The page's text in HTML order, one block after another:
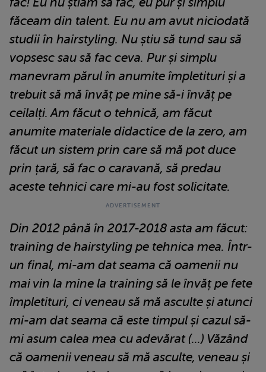
făceam din talent. Eu nu am avut niciodată
studii în hairstyling. Nu știu să tund sau să
vopsesc sau să fac ceva. Pur și simplu
manevram părul în anumite împletituri și a
trebuit să mă învăț pe mine să-i învăț pe
ceilalți. Am făcut o tehnică, am făcut
anumite materiale didactice de la zero, am
făcut un sistem prin care să mă pot duce
prin țară, să fac o caravană, să predau
aceste tehnici care mi-au fost solicitate.
Din 2012 până în 2017-2018 asta am făcut:
training de hairstyling pe tehnica mea. Într-
un final, mi-am dat seama că oamenii nu
mai vin la mine la training să le învăț pe fete
împletituri, ci veneau să mă asculte și atunci
mi-am dat seama că este timpul și cazul să-
mi asum calea mea cu adevărat (...) Văzând
că oamenii veneau să mă asculte, veneau și